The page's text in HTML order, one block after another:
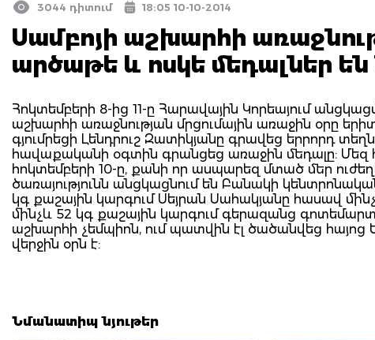
3044 դիտում 18:05 10-10-2014
Սամբոյի աշխարհի
արծաթե և ոսկե մեդալներ են
Հոկտեմբերի 8-ից 11-ը Հարավային Կորեայում
աշխարհի առաջնության մրցումային առաջին օրը
գյումրեցի Լենդրուշ Զատիկյանը գրավեց երրորդ
հավաքականի օգտին գրանցեց առաջին մեդալը:
հոկտեմբերի 10-ը, քանի որ ասպարեզ մտած մեր
ծառայությունն անցկացնում են Բանակի
կգ քաշային կարգում Սեյրան Սահակյանը հասավ
մինչև 52 կգ քաշային կարգում գերազանց
աշխարհի չեմպիոն, ում պատվին էլ ծածանվեց հայոց
վերջին օրն է:
Նմանատիպ նյութեր